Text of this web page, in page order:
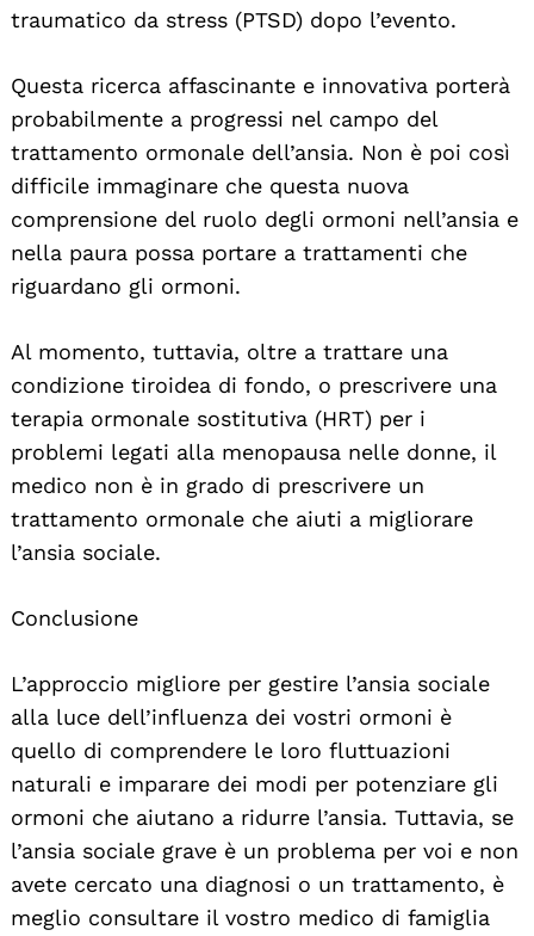
traumatico da stress (PTSD) dopo l’evento.
Questa ricerca affascinante e innovativa porterà
probabilmente a progressi nel campo del
trattamento ormonale dell’ansia. Non è poi così
difficile immaginare che questa nuova
comprensione del ruolo degli ormoni nell’ansia e
nella paura possa portare a trattamenti che
riguardano gli ormoni.
Al momento, tuttavia, oltre a trattare una
condizione tiroidea di fondo, o prescrivere una
terapia ormonale sostitutiva (HRT) per i
problemi legati alla menopausa nelle donne, il
medico non è in grado di prescrivere un
trattamento ormonale che aiuti a migliorare
l’ansia sociale.
Conclusione
L’approccio migliore per gestire l’ansia sociale
alla luce dell’influenza dei vostri ormoni è
quello di comprendere le loro fluttuazioni
naturali e imparare dei modi per potenziare gli
ormoni che aiutano a ridurre l’ansia. Tuttavia, se
l’ansia sociale grave è un problema per voi e non
avete cercato una diagnosi o un trattamento, è
meglio consultare il vostro medico di famiglia